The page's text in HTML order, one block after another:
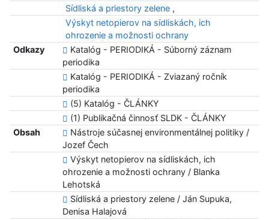
Sídliská a priestory zelene ,
Výskyt netopierov na sídliskách, ich
ohrozenie a možnosti ochrany
Odkazy
Katalóg - PERIODIKÁ - Súborný záznam
periodika
Katalóg - PERIODIKÁ - Zviazaný ročník
periodika
(5) Katalóg - ČLÁNKY
(1) Publikačná činnosť SLDK - ČLÁNKY
Obsah
Nástroje súčasnej environmentálnej politiky /
Jozef Čech
Výskyt netopierov na sídliskách, ich
ohrozenie a možnosti ochrany / Blanka
Lehotská
Sídliská a priestory zelene / Ján Supuka,
Denisa Halajová